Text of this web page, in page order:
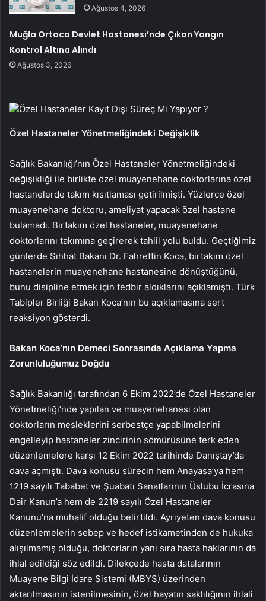
Ağustos 4, 2026
Muğla Ortaca Devlet Hastanesi’nde Çıkan Yangın
Kontrol Altına Alındı
Ağustos 3, 2026
Özel Hastaneler Kayıt Dışı Süreç Mi Yapıyor ?
Özel Hastaneler Yönetmeliğindeki Değişiklik
Sağlık Bakanlığı’nın Özel Hastaneler Yönetmeliğindeki
değişikliği ile birlikte özel muayenehane doktorlarına özel
hastanelerde takım kısıtlaması getirilmişti. Yüzlerce özel
muayenehane doktoru, ameliyat yapacak özel hastane
bulamadı. Birtakım özel hastaneler, muayenehane
doktorlarını takımına geçirerek tahlil yolu buldu. Geçtiğimiz
günlerde Sıhhat Bakanı Dr. Fahrettin Koca, birtakım özel
hastanelerin muayenehane hastanesine dönüştüğünü,
bunu disipline etmek için tedbir aldıklarını açıklamıştı. Türk
Tabipler Birliği Bakan Koca’nın bu açıklamasına sert
reaksiyon gösterdi.
Bakan Koca’nın Demeci Sonrasında Açıklama Yapma
Zorunluluğumuz Doğdu
Sağlık Bakanlığı tarafından 6 Ekim 2022’de Özel Hastaneler
Yönetmeliği’nde yapılan ve muayenehanesi olan
doktorların mesleklerini serbestçe yapabilmelerini
engelleyip hastaneler zincirinin sömürüsüne terk eden
düzenlemelere karşı 12 Ekim 2022 tarihinde Danıştay’da
dava açmıştı. Dava konusu sürecin hem Anayasa’ya hem
1219 sayılı Tababet ve Şuabatı Sanatlarının Üslubu İcrasına
Dair Kanun’a hem de 2219 sayılı Özel Hastaneler
Kanunu’na muhalif olduğu belirtildi. Ayrıyeten dava konusu
düzenlemelerin sebep ve hedef istikametinden de hukuka
alışılmamış olduğu, doktorların yanı sıra hasta haklarının da
ihlal edildiği söz edildi. Dilekçede hasta datalarının
Muayene Bilgi İdare Sistemi (MBYS) üzerinden
aktarılmasının istenilmesinin, özel hayatın saklılığının ihlali